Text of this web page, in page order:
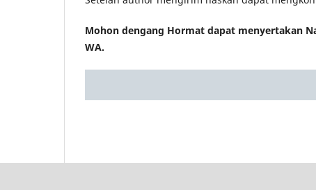
Mohon dengang Hormat dapat menyertakan
WA.